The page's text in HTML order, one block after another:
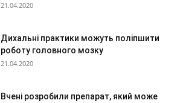
21.04.2020
Дихальні практики можуть поліпшити
роботу головного мозку
21.04.2020
Вчені розробили препарат, який може